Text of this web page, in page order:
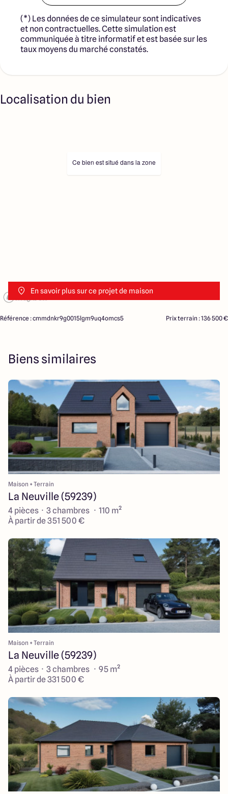
(*) Les données de ce simulateur sont indicatives
et non contractuelles. Cette simulation est
communiquée à titre informatif et est basée sur les
taux moyens du marché constatés.
Localisation du bien
En savoir plus sur ce projet de maison
Ce bien est situé dans la zone
Référence : cmmdnkr9g0015lgm9uq4omcs5 Prix terrain : 136 500 €
Biens similaires
Maison + Terrain
La Neuville (59239)
4 pièces · 3 chambres · 110 m²
À partir de 351 500 €
Maison + Terrain
La Neuville (59239)
4 pièces · 3 chambres · 95 m²
À partir de 331 500 €